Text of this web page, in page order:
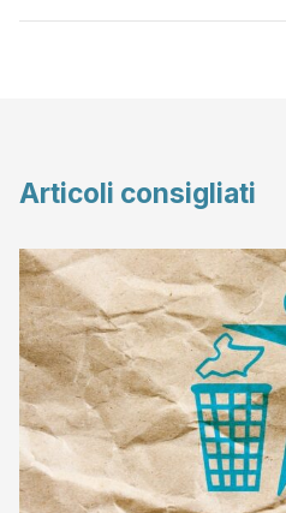
Articoli consigliati